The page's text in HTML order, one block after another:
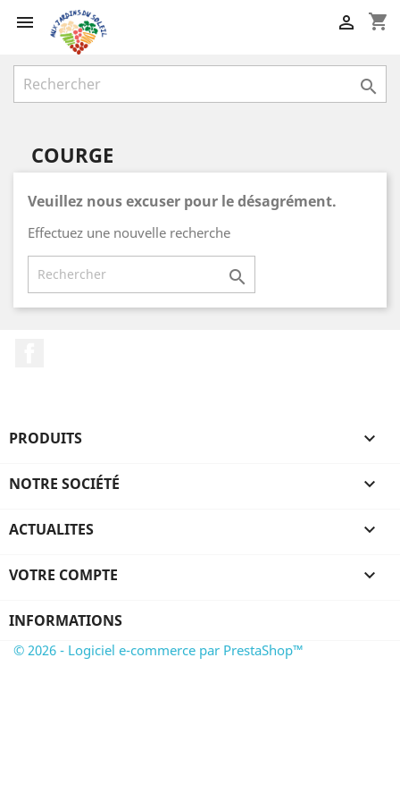
 shopping_cart


COURGE
Veuillez nous excuser pour le désagrément.
Effectuez une nouvelle recherche

PRODUITS 
NOTRE SOCIÉTÉ 
ACTUALITES 
VOTRE COMPTE 
INFORMATIONS
© 2026 - Logiciel e-commerce par PrestaShop™